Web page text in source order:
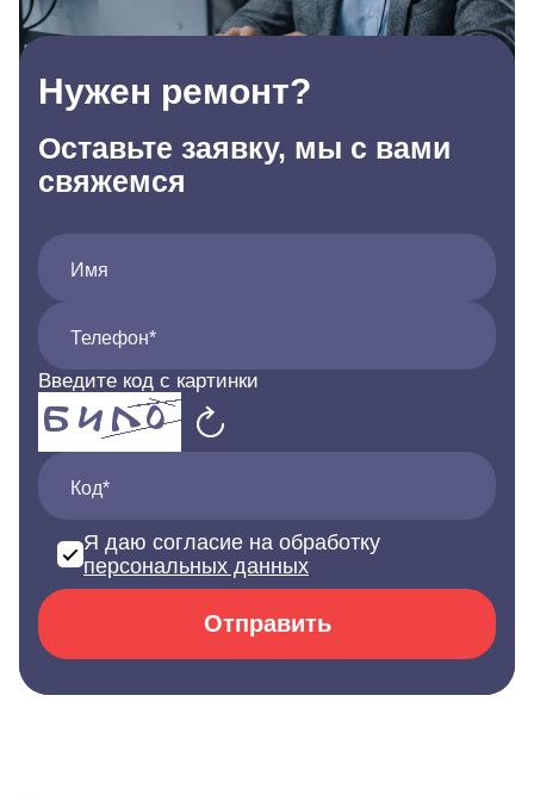
Нужен ремонт?
Оставьте заявку, мы с вами
свяжемся
Имя
Телефон*
Введите код с картинки
Код*
Я даю согласие на обработку
персональных данных
Отправить